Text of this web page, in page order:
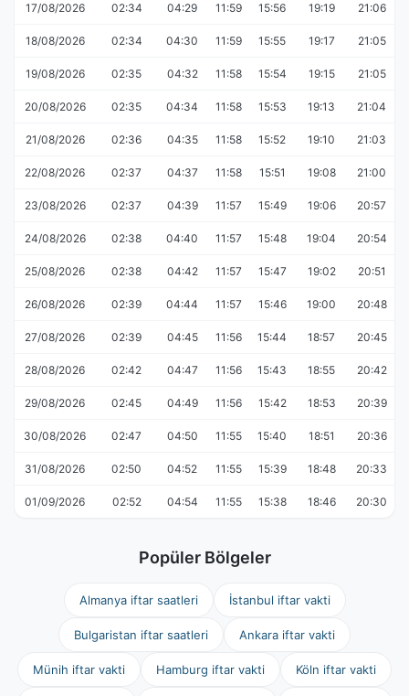
17/08/2026 02:34 04:29 11:59 15:56 19:19 21:06
18/08/2026 02:34 04:30 11:59 15:55 19:17 21:05
19/08/2026 02:35 04:32 11:58 15:54 19:15 21:05
20/08/2026 02:35 04:34 11:58 15:53 19:13 21:04
21/08/2026 02:36 04:35 11:58 15:52 19:10 21:03
22/08/2026 02:37 04:37 11:58 15:51 19:08 21:00
23/08/2026 02:37 04:39 11:57 15:49 19:06 20:57
24/08/2026 02:38 04:40 11:57 15:48 19:04 20:54
25/08/2026 02:38 04:42 11:57 15:47 19:02 20:51
26/08/2026 02:39 04:44 11:57 15:46 19:00 20:48
27/08/2026 02:39 04:45 11:56 15:44 18:57 20:45
28/08/2026 02:42 04:47 11:56 15:43 18:55 20:42
29/08/2026 02:45 04:49 11:56 15:42 18:53 20:39
30/08/2026 02:47 04:50 11:55 15:40 18:51 20:36
31/08/2026 02:50 04:52 11:55 15:39 18:48 20:33
01/09/2026 02:52 04:54 11:55 15:38 18:46 20:30
Popüler Bölgeler
Almanya iftar saatleri İstanbul iftar vakti
Bulgaristan iftar saatleri Ankara iftar vakti
Münih iftar vakti Hamburg iftar vakti Köln iftar vakti